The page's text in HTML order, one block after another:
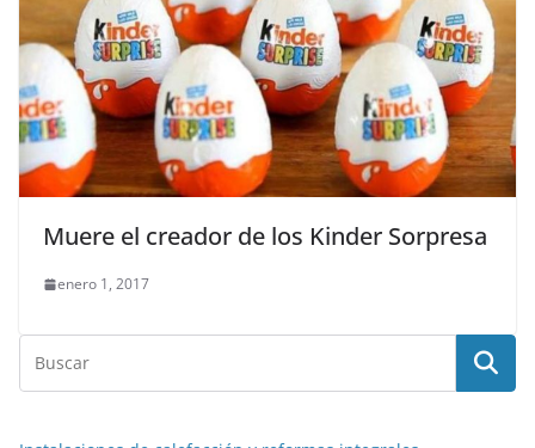
Muere el creador de los Kinder Sorpresa
enero 1, 2017